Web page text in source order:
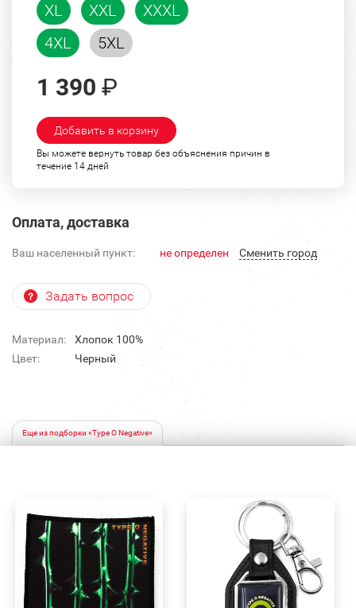
XL
XXL
XXXL
4XL
5XL
1 390 ₽
Добавить в корзину
Вы можете вернуть товар без объяснения причин в
течение 14 дней
Оплата, доставка
Ваш населенный пункт: не определен Cменить город
Задать вопрос
Материал:
Хлопок 100%
Цвет:
Черный
Еще из подборки «Type O Negative»